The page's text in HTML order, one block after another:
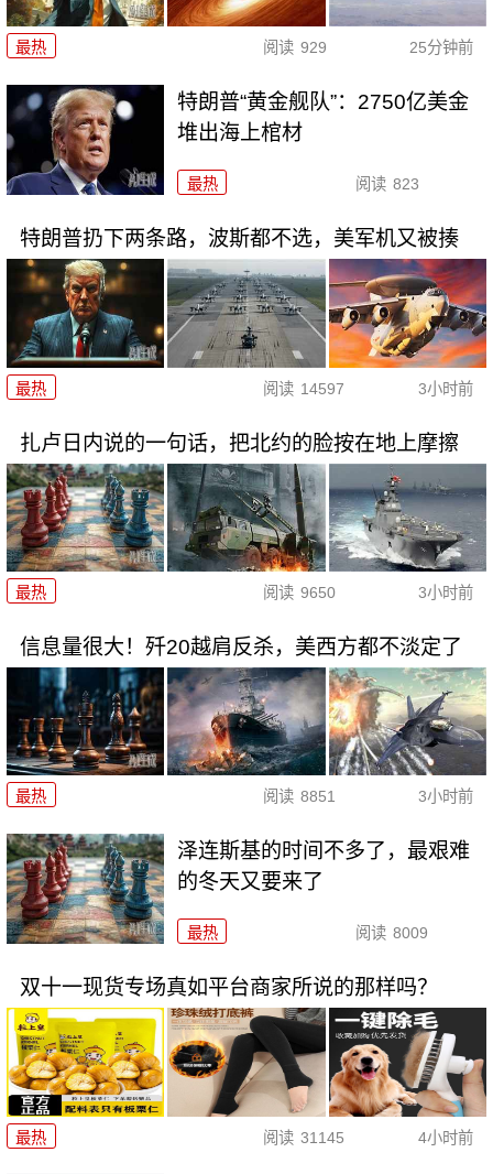
最热 阅读 929 25分钟前
特朗普“黄金舰队”：2750亿美金
堆出海上棺材
最热 阅读 823
特朗普扔下两条路，波斯都不选，美军机又被揍
最热 阅读 14597 3小时前
扎卢日内说的一句话，把北约的脸按在地上摩擦
最热 阅读 9650 3小时前
信息量很大！歼20越肩反杀，美西方都不淡定了
最热 阅读 8851 3小时前
泽连斯基的时间不多了，最艰难
的冬天又要来了
最热 阅读 8009
双十一现货专场真如平台商家所说的那样吗？
最热 阅读 31145 4小时前